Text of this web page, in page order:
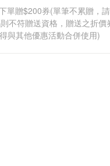
單贈$200券(單筆不累贈，
不符贈送資格，贈送之折價
與其他優惠活動合併使用)